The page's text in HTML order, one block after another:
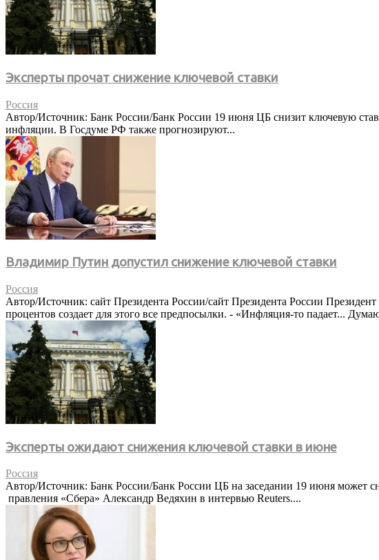
Эксперты прочат снижение ключевой ставки
Россия
Автор/Источник: Банк России/Банк России 19 июня ЦБ снизит ключевую
инфляции. В Госдуме РФ также прогнозируют...
Владимир Путин допустил снижение ключевой ставки
Россия
Автор/Источник: сайт Президента России/сайт Президента России
процентов создает для этого все предпосылки. - «Инфляция-то падает...
Эксперты ожидают снижения ключевой ставки в июне
Россия
Автор/Источник: Банк России/Банк России ЦБ на заседании 19 июня может
правления «Сбера» Александр Ведяхин в интервью Reuters....